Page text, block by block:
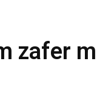
zafer